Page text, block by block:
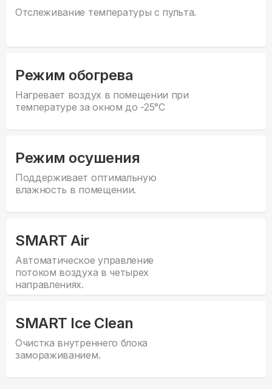
Отслеживание температуры с пульта.
Режим обогрева
Нагревает воздух в помещении при
температуре за окном до -25°С
Режим осушения
Поддерживает оптимальную
влажность в помещении.
SMART Air
Автоматическое управление
потоком воздуха в четырех
направлениях.
SMART Ice Clean
Очистка внутреннего блока
замораживанием.